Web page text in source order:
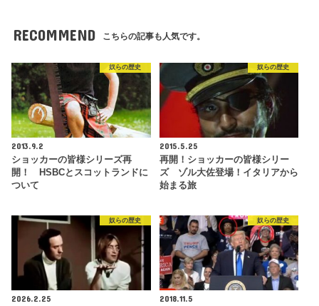
RECOMMEND こちらの記事も人気です。
奴らの歴史
2013.9.2
ショッカーの皆様シリーズ再
開！ HSBCとスコットランドに
ついて
奴らの歴史
2015.5.25
再開！ショッカーの皆様シリー
ズ ゾル大佐登場！イタリアから
始まる旅
奴らの歴史
2026.2.25
奴らの歴史
2018.11.5